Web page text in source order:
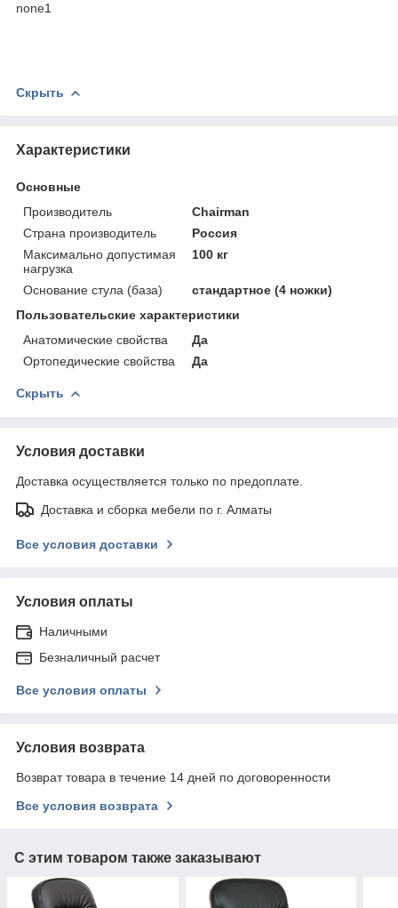
none1
Скрыть
Характеристики
Основные
Производитель
Chairman
Страна производитель
Россия
Максимально допустимая
нагрузка
100 кг
Основание стула (база)
стандартное (4 ножки)
Пользовательские характеристики
Анатомические свойства
Да
Ортопедические свойства
Да
Скрыть
Условия доставки
Доставка осуществляется только по предоплате.
Доставка и сборка мебели по г. Алматы
Все условия доставки
Условия оплаты
Наличными
Безналичный расчет
Все условия оплаты
Условия возврата
Возврат товара в течение 14 дней по договоренности
Все условия возврата
С этим товаром также заказывают